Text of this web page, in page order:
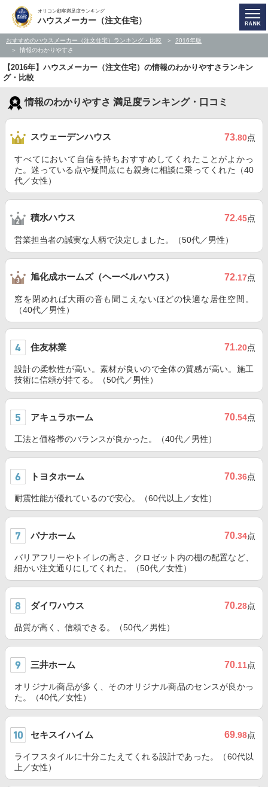
オリコン顧客満足度ランキング
ハウスメーカー（注文住宅）
おすすめのハウスメーカー（注文住宅）ランキング・比較
2016年版
情報のわかりやすさ
【2016年】ハウスメーカー（注文住宅）の情報のわかりやすさランキン
グ・比較
情報のわかりやすさ 満足度ランキング・口コミ
スウェーデンハウス 73.80点
すべてにおいて自信を持ちおすすめしてくれたことがよかっ
た。迷っている点や疑問点にも親身に相談に乗ってくれた（40
代／女性）
積水ハウス 72.45点
営業担当者の誠実な人柄で決定しました。（50代／男性）
旭化成ホームズ（ヘーベルハウス） 72.17点
窓を閉めれば大雨の音も聞こえないほどの快適な居住空間。
（40代／男性）
住友林業 71.20点
設計の柔軟性が高い。素材が良いので全体の質感が高い。施工
技術に信頼が持てる。（50代／男性）
アキュラホーム 70.54点
工法と価格帯のバランスが良かった。（40代／男性）
トヨタホーム 70.36点
耐震性能が優れているので安心。（60代以上／女性）
パナホーム 70.34点
バリアフリーやトイレの高さ、クロゼット内の棚の配置など、
細かい注文通りにしてくれた。（50代／女性）
ダイワハウス 70.28点
品質が高く、信頼できる。（50代／男性）
三井ホーム 70.11点
オリジナル商品が多く、そのオリジナル商品のセンスが良かっ
た。（40代／女性）
セキスイハイム 69.98点
ライフスタイルに十分こたえてくれる設計であった。（60代以
上／女性）